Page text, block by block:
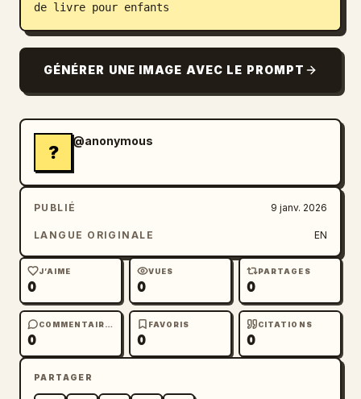
de livre pour enfants
GÉNÉRER UNE IMAGE AVEC LE PROMPT
?
@anonymous
PUBLIÉ 9 janv. 2026
LANGUE ORIGINALE EN
J’AIME
0
VUES
0
PARTAGES
0
COMMENTAIRES
0
FAVORIS
0
CITATIONS
0
PARTAGER